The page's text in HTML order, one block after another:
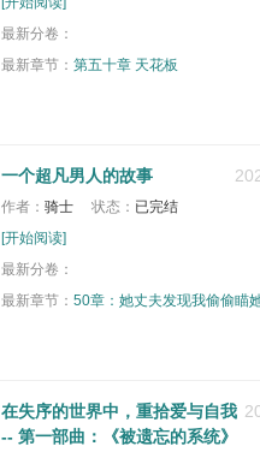
最新分卷：
最新章节： 第五十章 天花板
一个超凡男人的故事
作者： 骑士 状态： 已完结
[开始阅读]
最新分卷：
最新章节： 50章：她丈夫发现我偷偷瞄
在失序的世界中，重拾爱与自我
-- 第一部曲：《被遗忘的系统》